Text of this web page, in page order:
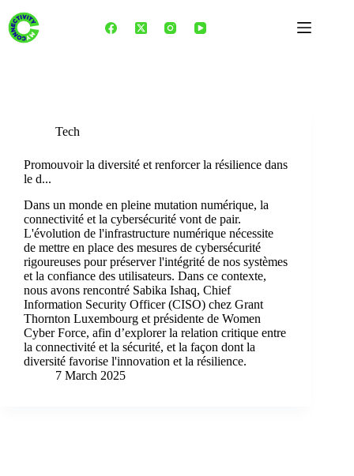
content
Tech
Promouvoir la diversité et renforcer la résilience dans
le d...
Dans un monde en pleine mutation numérique, la
connectivité et la cybersécurité vont de pair.
L'évolution de l'infrastructure numérique nécessite
de mettre en place des mesures de cybersécurité
rigoureuses pour préserver l'intégrité de nos systèmes
et la confiance des utilisateurs. Dans ce contexte,
nous avons rencontré Sabika Ishaq, Chief
Information Security Officer (CISO) chez Grant
Thornton Luxembourg et présidente de Women
Cyber Force, afin d’explorer la relation critique entre
la connectivité et la sécurité, et la façon dont la
diversité favorise l'innovation et la résilience.
7 March 2025